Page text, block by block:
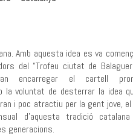
Amb aquesta idea es va
del “Trofeu ciutat de
encarregar el cartell
la voluntat de desterrar la idea
i poc atractiu per la gent jove,
d’aquesta tradició
generacions.